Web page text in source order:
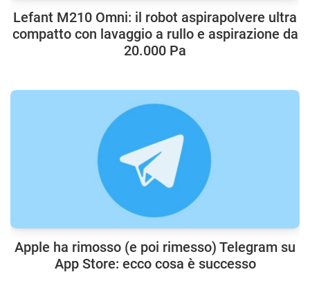
Lefant M210 Omni: il robot aspirapolvere ultra
compatto con lavaggio a rullo e aspirazione da
20.000 Pa
Apple ha rimosso (e poi rimesso) Telegram su
App Store: ecco cosa è successo